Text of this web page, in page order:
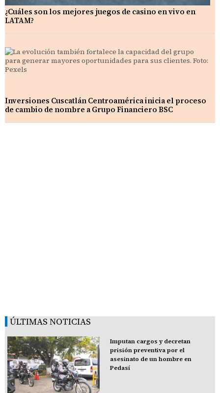
¿Cuáles son los mejores juegos de casino en vivo en
LATAM?
Inversiones Cuscatlán Centroamérica inicia el proceso
de cambio de nombre a Grupo Financiero BSC
ÚLTIMAS NOTICIAS
Imputan cargos y decretan
prisión preventiva por el
asesinato de un hombre en
Pedasí